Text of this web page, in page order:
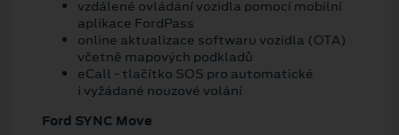
vzdálené ovládání vozidla pomocí mobilní
aplikace FordPass
online aktualizace softwaru vozidla (OTA)
včetně mapových podkladů
eCall - tlačítko SOS pro automatické
i vyžádané nouzové volání
Ford SYNC Move